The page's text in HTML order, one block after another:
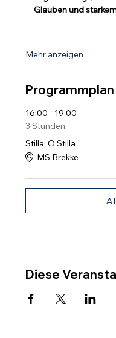
Glauben und
Mehr anzeigen
Programmplan
16:00 - 19:00
3 Stunden
Stilla, O Stilla
MS Brekke
Diese